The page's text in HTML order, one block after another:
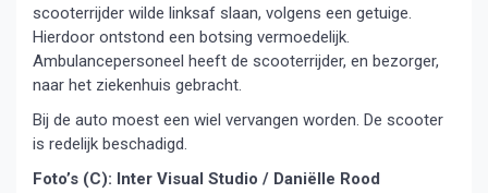
scooterrijder wilde linksaf slaan, volgens een getuige.
Hierdoor ontstond een botsing vermoedelijk.
Ambulancepersoneel heeft de scooterrijder, en bezorger,
naar het ziekenhuis gebracht.
Bij de auto moest een wiel vervangen worden. De scooter
is redelijk beschadigd.
Foto’s (C): Inter Visual Studio / Daniëlle Rood